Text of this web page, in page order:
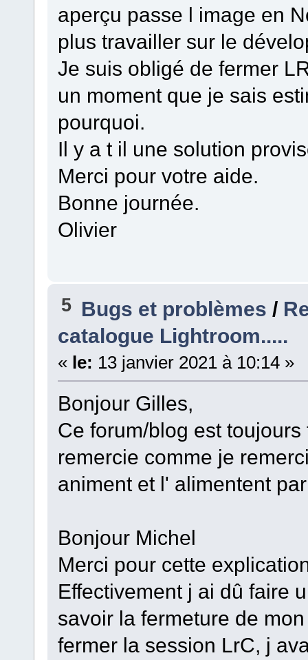
aperçu passe l image en
plus travailler sur le
Je suis obligé de fermer
un moment que je sais
pourquoi.
Il y a t il une solution
Merci pour votre aide.
Bonne journée.
Olivier
5 Bugs et problèmes /
catalogue Lightroom.....
« le: 13 janvier 2021 à 10:14 »
Bonjour Gilles,
Ce forum/blog est
remercie comme je
animent et l' alimentent
Bonjour Michel
Merci pour cette
Effectivement j ai dû faire
savoir la fermeture de
fermer la session LrC, j